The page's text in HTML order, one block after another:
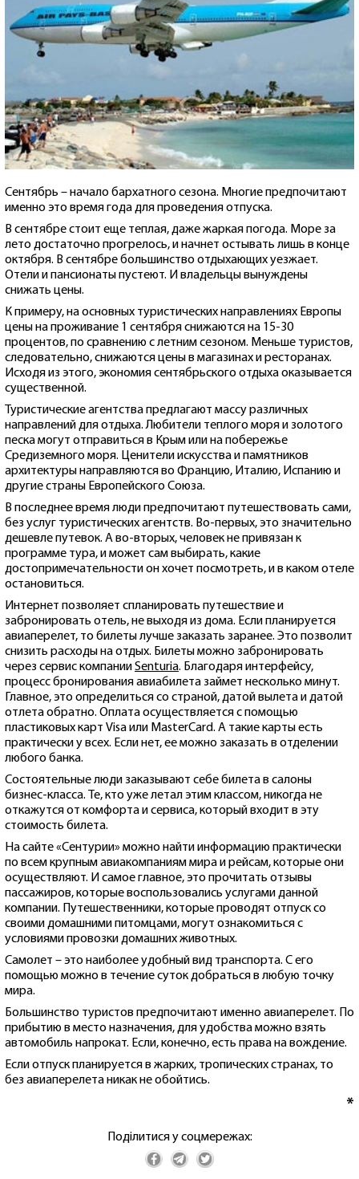
Сентябрь – начало бархатного сезона. Многие предпочитают
именно это время года для проведения отпуска.
В сентябре стоит еще теплая, даже жаркая погода. Море за
лето достаточно прогрелось, и начнет остывать лишь в конце
октября. В сентябре большинство отдыхающих уезжает.
Отели и пансионаты пустеют. И владельцы вынуждены
снижать цены.
К примеру, на основных туристических направлениях Европы
цены на проживание 1 сентября снижаются на 15-30
процентов, по сравнению с летним сезоном. Меньше туристов,
следовательно, снижаются цены в магазинах и ресторанах.
Исходя из этого, экономия сентябрьского отдыха оказывается
существенной.
Туристические агентства предлагают массу различных
направлений для отдыха. Любители теплого моря и золотого
песка могут отправиться в Крым или на побережье
Средиземного моря. Ценители искусства и памятников
архитектуры направляются во Францию, Италию, Испанию и
другие страны Европейского Союза.
В последнее время люди предпочитают путешествовать сами,
без услуг туристических агентств. Во-первых, это значительно
дешевле путевок. А во-вторых, человек не привязан к
программе тура, и может сам выбирать, какие
достопримечательности он хочет посмотреть, и в каком отеле
остановиться.
Интернет позволяет спланировать путешествие и
забронировать отель, не выходя из дома. Если планируется
авиаперелет, то билеты лучше заказать заранее. Это позволит
снизить расходы на отдых. Билеты можно забронировать
через сервис компанииSenturia. Благодаря интерфейсу,
процесс бронирования авиабилета займет несколько минут.
Главное, это определиться со страной, датой вылета и датой
отлета обратно. Оплата осуществляется с помощью
пластиковых карт Visa или MasterCard. А такие карты есть
практически у всех. Если нет, ее можно заказать в отделении
любого банка.
Состоятельные люди заказывают себе билета в салоны
бизнес-класса. Те, кто уже летал этим классом, никогда не
откажутся от комфорта и сервиса, который входит в эту
стоимость билета.
На сайте «Сентурии» можно найти информацию практически
по всем крупным авиакомпаниям мира и рейсам, которые они
осуществляют. И самое главное, это прочитать отзывы
пассажиров, которые воспользовались услугами данной
компании. Путешественники, которые проводят отпуск со
своими домашними питомцами, могут ознакомиться с
условиями провозки домашних животных.
Самолет – это наиболее удобный вид транспорта. С его
помощью можно в течение суток добраться в любую точку
мира.
Большинство туристов предпочитают именно авиаперелет. По
прибытию в место назначения, для удобства можно взять
автомобиль напрокат. Если, конечно, есть права на вождение.
Если отпуск планируется в жарких, тропических странах, то
без авиаперелета никак не обойтись.
*
Поділитися у соцмережах: